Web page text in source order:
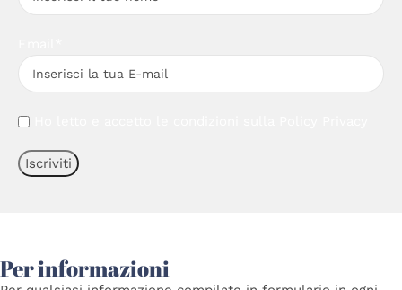
Per informazioni